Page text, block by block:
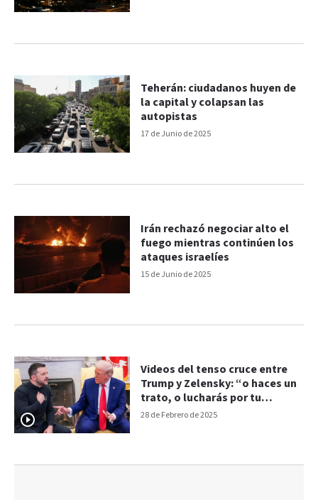
17 de Junio de 2025
Teherán: ciudadanos huyen de
la capital y colapsan las
autopistas
15 de Junio de 2025
Irán rechazó negociar alto el
fuego mientras continúen los
ataques israelíes
28 de Febrero de 2025
Videos del tenso cruce entre
Trump y Zelensky: “o haces un
trato, o lucharás por tu
cuenta”